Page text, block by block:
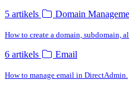
5 artikels Domain
How to create a domain, subdomain,
6 artikels Email
How to manage email in DirectAdmin.